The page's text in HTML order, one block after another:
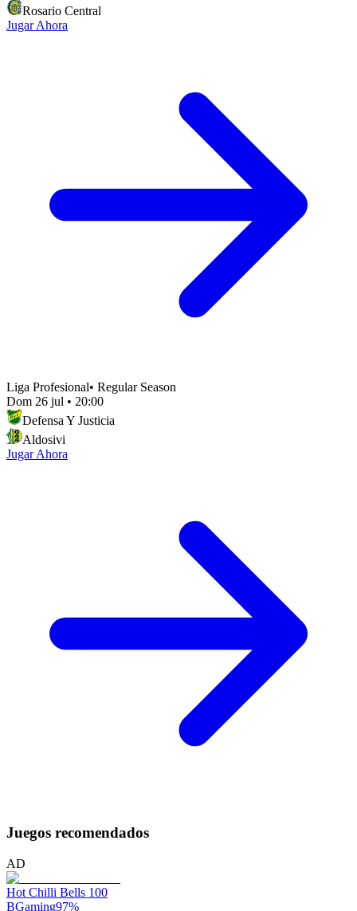
Rosario Central
Jugar Ahora
Liga Profesional• Regular Season
Dom 26 jul • 20:00
Defensa Y Justicia
Aldosivi
Jugar Ahora
Juegos recomendados
AD
Hot Chilli Bells 100
BGaming97%